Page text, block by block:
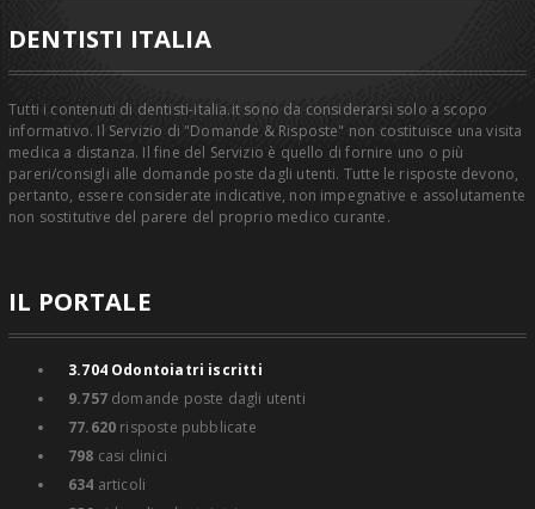
DENTISTI ITALIA
Tutti i contenuti di dentisti-italia.it sono da considerarsi solo a scopo
informativo. Il Servizio di "Domande & Risposte" non costituisce una visita
medica a distanza. Il fine del Servizio è quello di fornire uno o più
pareri/consigli alle domande poste dagli utenti. Tutte le risposte devono,
pertanto, essere considerate indicative, non impegnative e assolutamente
non sostitutive del parere del proprio medico curante.
IL PORTALE
3.704Odontoiatri iscritti
9.757domande poste dagli utenti
77.620 risposte pubblicate
798 casi clinici
634 articoli